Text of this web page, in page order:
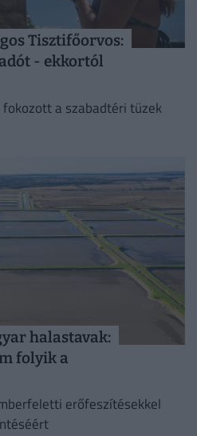
Tisztifőorvos:
- ekkortól
a szabadtéri tüzek
halastavak:
folyik a
erőfeszítésekkel